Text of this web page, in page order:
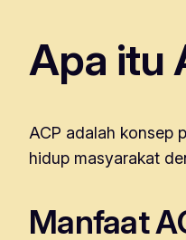
Apa itu
ACP adalah konsep
hidup masyarakat
Manfaat